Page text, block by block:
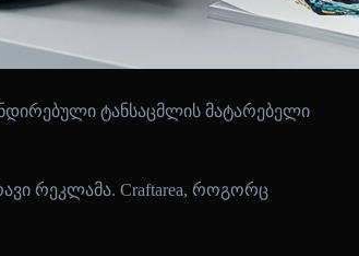
ტანსაცმლის მატარებელი
რეკლამა. Craftarea, როგორც